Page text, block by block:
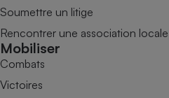
Soumettre un litige
Rencontrer une association locale
Mobiliser
Combats
Victoires